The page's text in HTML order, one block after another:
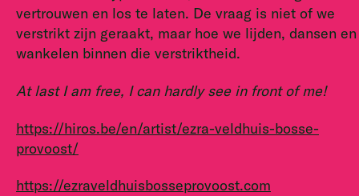
vertrouwen en los te laten. De vraag is niet of we
verstrikt zijn geraakt, maar hoe we lijden, dansen en
wankelen binnen die verstriktheid.
At last I am free, I can hardly see in front of me!
https://hiros.be/en/artist/ezra-veldhuis-bosse-
provoost/
https://ezraveldhuisbosseprovoost.com